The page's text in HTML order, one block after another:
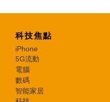
科技焦點
iPhone
5G流動
電腦
數碼
智能家居